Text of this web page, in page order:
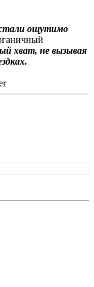
ощутимо
хват, не вызывая